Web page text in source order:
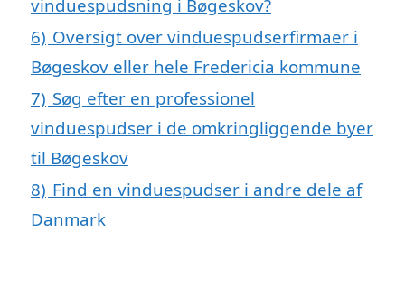
vinduespudsning i Bøgeskov?
6) Oversigt over vinduespudserfirmaer i
Bøgeskov eller hele Fredericia kommune
7) Søg efter en professionel
vinduespudser i de omkringliggende byer
til Bøgeskov
8) Find en vinduespudser i andre dele af
Danmark